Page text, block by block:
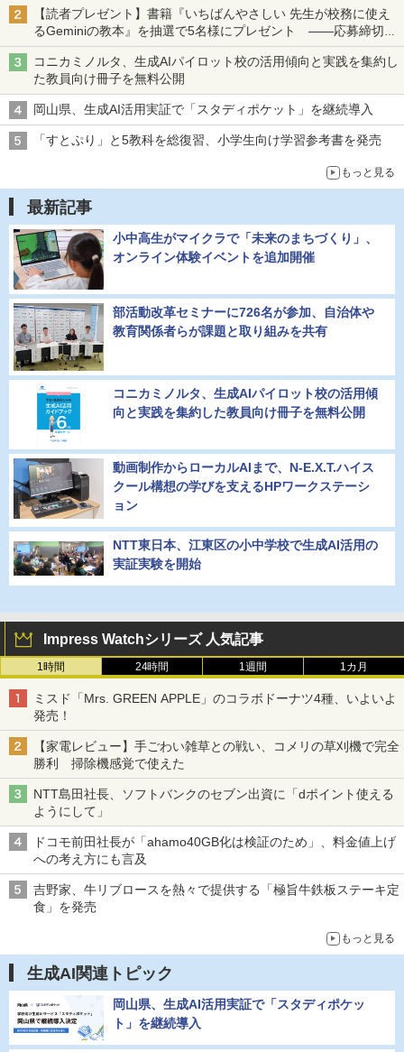
【読者プレゼント】書籍『いちばんやさしい 先生が校務に使え
るGeminiの教本』を抽選で5名様にプレゼント ――応募締切は
2026年8月12日（水）まで
コニカミノルタ、生成AIパイロット校の活用傾向と実践を集約し
た教員向け冊子を無料公開
岡山県、生成AI活用実証で「スタディポケット」を継続導入
「すとぷり」と5教科を総復習、小学生向け学習参考書を発売
もっと見る
最新記事
小中高生がマイクラで「未来のまちづくり」、
オンライン体験イベントを追加開催
部活動改革セミナーに726名が参加、自治体や
教育関係者らが課題と取り組みを共有
コニカミノルタ、生成AIパイロット校の活用傾
向と実践を集約した教員向け冊子を無料公開
動画制作からローカルAIまで、N-E.X.T.ハイス
クール構想の学びを支えるHPワークステーシ
ョン
NTT東日本、江東区の小中学校で生成AI活用の
実証実験を開始
Impress Watchシリーズ 人気記事
1時間 24時間 1週間 1カ月
ミスド「Mrs. GREEN APPLE」のコラボドーナツ4種、いよいよ
発売！
【家電レビュー】手ごわい雑草との戦い、コメリの草刈機で完全
勝利 掃除機感覚で使えた
NTT島田社長、ソフトバンクのセブン出資に「dポイント使える
ようにして」
ドコモ前田社長が「ahamo40GB化は検証のため」、料金値上げ
への考え方にも言及
吉野家、牛リブロースを熱々で提供する「極旨牛鉄板ステーキ定
食」を発売
もっと見る
生成AI関連トピック
岡山県、生成AI活用実証で「スタディポケッ
ト」を継続導入